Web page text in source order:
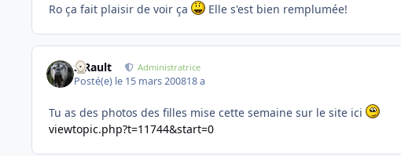
Ro ça fait plaisir de voir ça Elle s'est bien remplumée!
S.Rault Administratrice
Posté(e) le 15 mars 200818 a
Tu as des photos des filles mise cette semaine sur le site ici
viewtopic.php?t=11744&start=0